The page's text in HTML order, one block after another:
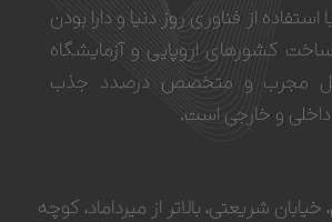
از فناوری روز دنیا و دار‌‌ا‌‌‌‌‌‌‌‌ بودن
کشورهای اروپایی و آزمایشگاه
مجرب و متخصص درصدد جذب
داخلی و خارجی است.
خیابان شریعتی، بالاتر از میرداماد، کوچه